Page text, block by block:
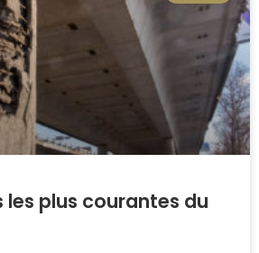
les plus courantes du